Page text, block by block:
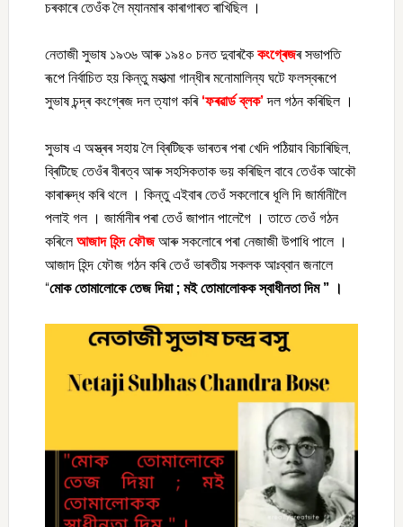
চৰকাৰে তেওঁক লৈ ম্যানমাৰ কাৰাগাৰত ৰাখিছিল ।
নেতাজী সুভাষ ১৯৩৬ আৰু ১৯৪০ চনত দুবাৰকৈ কংগ্ৰেজৰ সভাপতি
ৰূপে নিৰ্বাচিত হয় কিন্তু মহাত্মা গান্ধীৰ মনোমালিন্য ঘটে ফলস্বৰূপে
সুভাষ চন্দ্ৰ কংগ্ৰেজ দল ত্যাগ কৰি ‘ফৰৱাৰ্ড ব্লক’দল গঠন কৰিছিল ।
সুভাষ এ অস্ত্ৰৰ সহায় লৈ ব্ৰিটিছক ভাৰতৰ পৰা খেদি পঠিয়াব বিচাৰিছিল,
ব্ৰিটিছে তেওঁৰ বীৰত্ব আৰু সহসিকতাক ভয় কৰিছিল বাবে তেওঁক আকৌ
কাৰাৰুদ্ধ কৰি থলে । কিন্তু এইবাৰ তেওঁ সকলোৰে ধূলি দি জাৰ্মানীলৈ
পলাই গল । জাৰ্মানীৰ পৰা তেওঁ জাপান পালেগৈ । তাতে তেওঁ গঠন
কৰিলেআজাদ হিন্দ ফৌজআৰু সকলোৰে পৰা নেজাজী উপাধি পালে ।
আজাদ হিন্দ ফৌজ গঠন কৰি তেওঁ ভাৰতীয় সকলক আঃব্বান জনালে
“মোক তোমালোকে তেজ দিয়া ; মই তোমালোকক স্বাধীনতা দিম ” ।